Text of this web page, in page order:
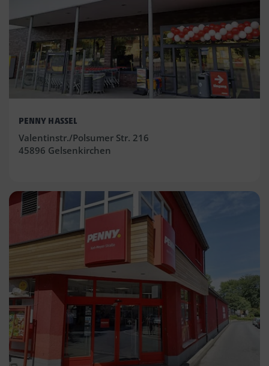
PENNY HASSEL
Valentinstr./Polsumer Str. 216
45896 Gelsenkirchen